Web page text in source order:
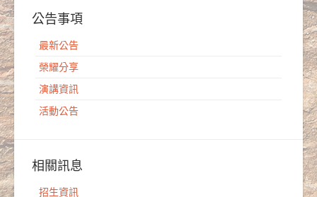
公告事項
最新公告
榮耀分享
演講資訊
活動公告
相關訊息
招生資訊